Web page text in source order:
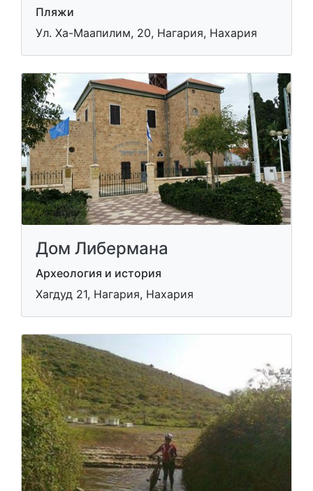
Пляжи
Ул. Ха-Маапилим, 20, Нагария, Нахария
Дом Либермана
Археология и история
Хагдуд 21, Нагария, Нахария